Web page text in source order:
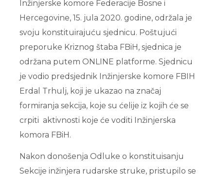
Inžinjerske komore Federacije Bosne i
Hercegovine, 15. jula 2020. godine, održala je
svoju konstituirajuću sjednicu. Poštujući
preporuke Kriznog štaba FBiH, sjednica je
održana putem ONLINE platforme. Sjednicu
je vodio predsjednik Inžinjerske komore FBIH
Erdal Trhulj, koji je ukazao na značaj
formiranja sekcija, koje su ćelije iz kojih će se
crpiti aktivnosti koje će voditi Inžinjerska
komora FBiH.
Nakon donošenja Odluke o konstituisanju
Sekcije inžinjera rudarske struke, pristupilo se